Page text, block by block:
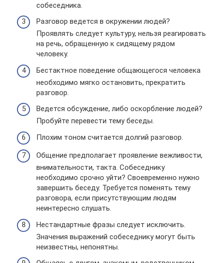
собеседника.
Разговор ведется в окружении людей?
Проявлять следует культуру, нельзя реагировать
на речь, обращенную к сидящему рядом
человеку.
Бестактное поведение общающегося человека
необходимо мягко остановить, прекратить
разговор.
Ведется обсуждение, либо оскорбление людей?
Пробуйте перевести тему беседы.
Плохим тоном считается долгий разговор.
Общение предполагает проявление вежливости,
внимательности, такта. Собеседнику
необходимо срочно уйти? Своевременно нужно
завершить беседу. Требуется поменять тему
разговора, если присутствующим людям
неинтересно слушать.
Нестандартные фразы следует исключить.
Значения выражений собеседнику могут быть
неизвестны, непонятны.